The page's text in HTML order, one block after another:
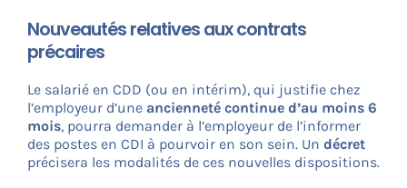
Nouveautés relatives aux contrats
précaires
Le salarié en CDD (ou en intérim), qui justifie chez
l’employeur d’une ancienneté continue d’au moins 6
mois, pourra demander à l’employeur de l’informer
des postes en CDI à pourvoir en son sein. Un décret
précisera les modalités de ces nouvelles dispositions.